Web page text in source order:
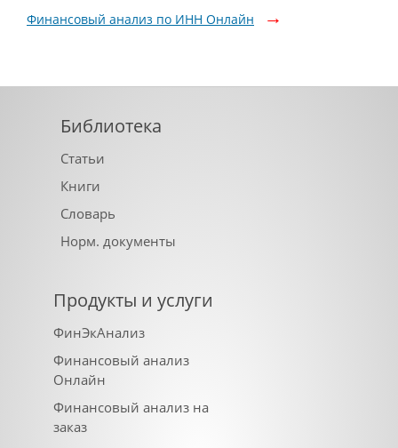
Финансовый анализ по ИНН Онлайн
Библиотека
Статьи
Книги
Словарь
Норм. документы
Продукты и услуги
ФинЭкАнализ
Финансовый анализ
Онлайн
Финансовый анализ на
заказ